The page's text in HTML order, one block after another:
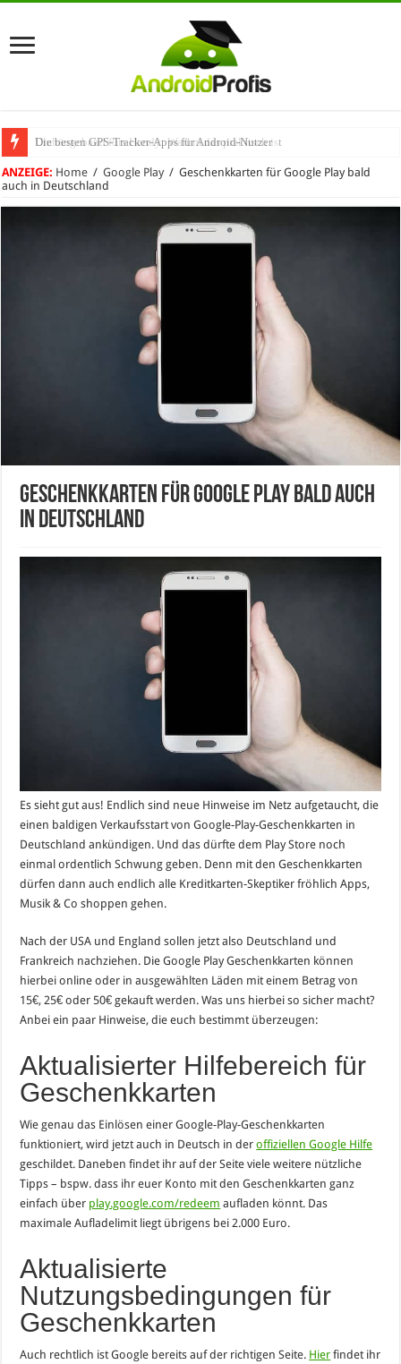
Umhängeband fürs Handy: Warum das praktisch ist
ANZEIGE: Home / Google Play / Geschenkkarten für Google Play bald
auch in Deutschland
Geschenkkarten für Google Play bald auch
in Deutschland
Es sieht gut aus! Endlich sind neue Hinweise im Netz aufgetaucht, die
einen baldigen Verkaufsstart von Google-Play-Geschenkkarten in
Deutschland ankündigen. Und das dürfte dem Play Store noch
einmal ordentlich Schwung geben. Denn mit den Geschenkkarten
dürfen dann auch endlich alle Kreditkarten-Skeptiker fröhlich Apps,
Musik & Co shoppen gehen.
Nach der USA und England sollen jetzt also Deutschland und
Frankreich nachziehen. Die Google Play Geschenkkarten können
hierbei online oder in ausgewählten Läden mit einem Betrag von
15€, 25€ oder 50€ gekauft werden. Was uns hierbei so sicher macht?
Anbei ein paar Hinweise, die euch bestimmt überzeugen:
Aktualisierter Hilfebereich für
Geschenkkarten
Wie genau das Einlösen einer Google-Play-Geschenkkarten
funktioniert, wird jetzt auch in Deutsch in deroffiziellen Google Hilfe
geschildet. Daneben findet ihr auf der Seite viele weitere nützliche
Tipps – bspw. dass ihr euer Konto mit den Geschenkkarten ganz
einfach über play.google.com/redeem aufladen könnt. Das
maximale Aufladelimit liegt übrigens bei 2.000 Euro.
Aktualisierte
Nutzungsbedingungen für
Geschenkkarten
Auch rechtlich ist Google bereits auf der richtigen Seite. Hier findet ihr